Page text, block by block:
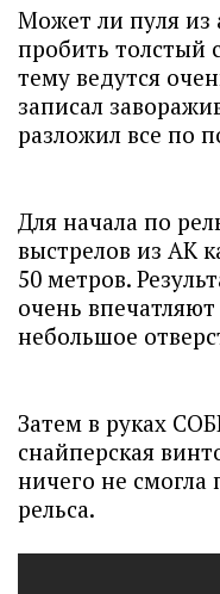
Может ли пуля из
пробить толстый
тему ведутся
записал
разложил все по
Для начала по
выстрелов из АК
50 метров.
очень
небольшое
Затем в руках
снайперская
ничего не смогла
рельса.